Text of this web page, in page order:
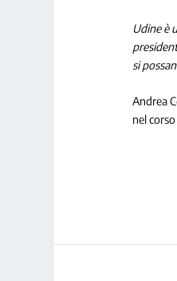
Udine è
si
Andrea
nel